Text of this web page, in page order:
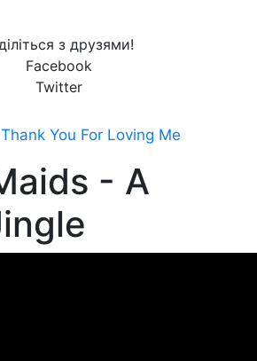
з друзями!
Facebook
Twitter
You For Loving Me
- A